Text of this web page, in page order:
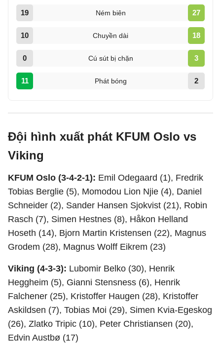
19 Ném biên 27
10 Chuyền dài 18
0 Cú sút bị chặn 3
11 Phát bóng 2
Đội hình xuất phát KFUM Oslo vs
Viking
KFUM Oslo (3-4-2-1): Emil Odegaard (1), Fredrik
Tobias Berglie (5), Momodou Lion Njie (4), Daniel
Schneider (2), Sander Hansen Sjokvist (21), Robin
Rasch (7), Simen Hestnes (8), Håkon Helland
Hoseth (14), Bjorn Martin Kristensen (22), Magnus
Grodem (28), Magnus Wolff Eikrem (23)
Viking (4-3-3): Lubomir Belko (30), Henrik
Heggheim (5), Gianni Stensness (6), Henrik
Falchener (25), Kristoffer Haugen (28), Kristoffer
Askildsen (7), Tobias Moi (29), Simen Kvia-Egeskog
(26), Zlatko Tripic (10), Peter Christiansen (20),
Edvin Austbø (17)